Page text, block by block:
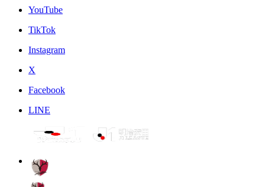
YouTube
TikTok
Instagram
X
Facebook
LINE